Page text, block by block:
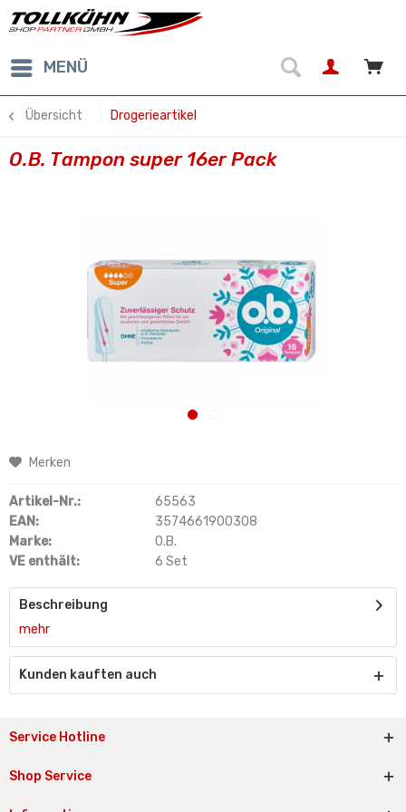
MENÜ
Übersicht Drogerieartikel
O.B. Tampon super 16er Pack
Merken
Artikel-Nr.:
65563
EAN:
3574661900308
Marke:
O.B.
VE enthält:
6 Set
Beschreibung
mehr
Kunden kauften auch
Service Hotline
Shop Service